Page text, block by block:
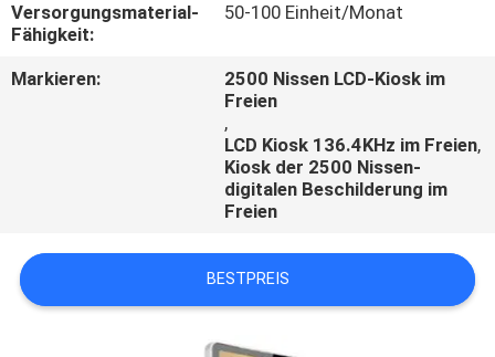
VERBINDUNG
NACHRICHTEN
Versorgungsmaterial-
Fähigkeit:
50-100 Einheit/Monat
Markieren:
2500 Nissen LCD-Kiosk im
Freien
,
LCD Kiosk 136.4KHz im Freien,
Kiosk der 2500 Nissen-
digitalen Beschilderung im
Freien
BESTPREIS